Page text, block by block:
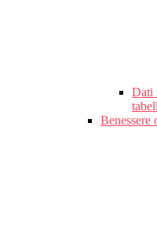
Dati
Benessere